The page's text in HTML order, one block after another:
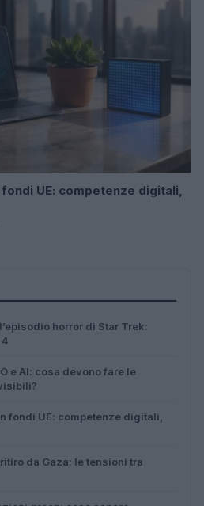
UE: competenze digitali,
horror di Star Trek:
e AI: cosa devono fare le
fondi UE: competenze digitali,
da Gaza: le tensioni tra